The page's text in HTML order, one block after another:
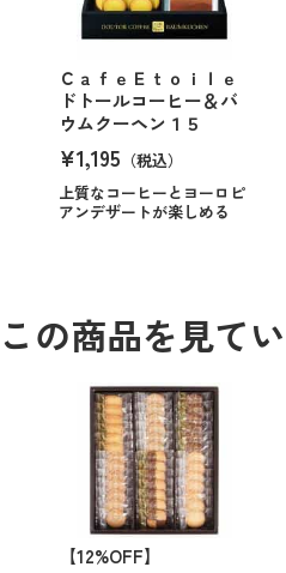
ＣａｆｅＥｔｏｉｌｅ
ドトールコーヒー＆バ
ウムクーヘン１５
¥1,195 （税込）
上質なコーヒーとヨーロピ
アンデザートが楽しめる
この商品を見て
【12%OFF】